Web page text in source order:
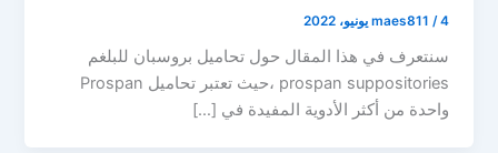
maes811 /4 يونيو، 2022
سنتعرف في هذا المقال حول تحاميل بروسبان للبلغم
prospan suppositories ،حيث تعتبر تحاميل Prospan
واحدة من أكثر الأدوية المفيدة في […]